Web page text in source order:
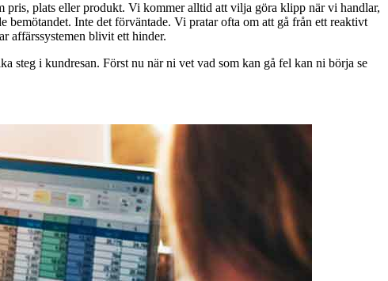
pris, plats eller produkt. Vi kommer alltid att vilja göra klipp när vi handlar,
bemötandet. Inte det förväntade. Vi pratar ofta om att gå från ett reaktivt
affärssystemen blivit ett hinder.
steg i kundresan. Först nu när ni vet vad som kan gå fel kan ni börja se